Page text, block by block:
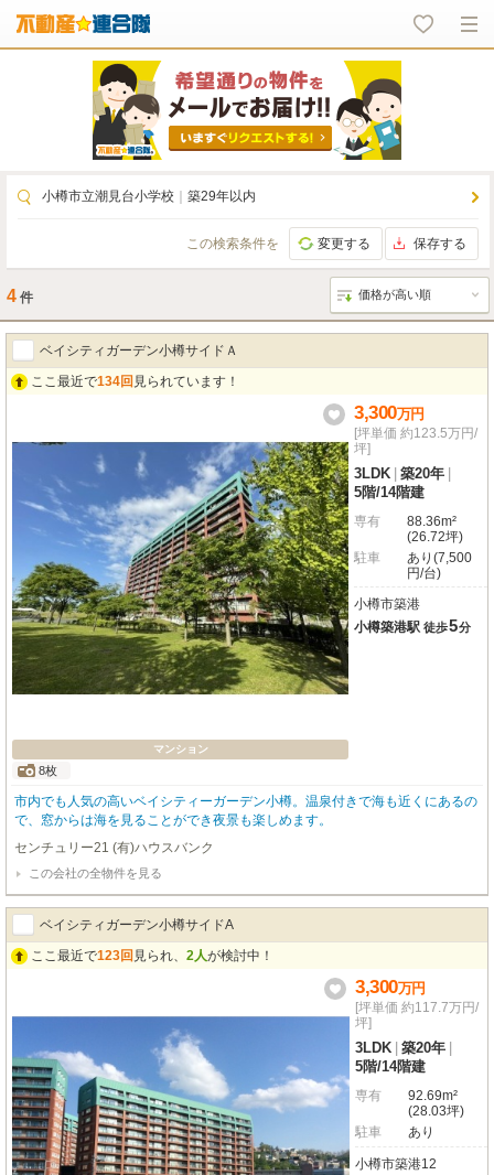
小樽市立潮見台小学校 築29年以内
この検索条件を 変更する 保存する
4 件
ベイシティガーデン小樽サイドＡ
ここ最近で134回 見られています！
マンション
8枚
3,300万円
[坪単価 約123.5万円/
坪]
3LDK 築20年
5階/14階建
専有
88.36m²
(26.72坪)
駐車
あり(7,500
円/台)
小樽市築港
小樽築港駅 徒歩5分
市内でも人気の高いベイシティーガーデン小樽。温泉付きで海も近くにあるの
で、窓からは海を見ることができ夜景も楽しめます。
センチュリー21 (有)ハウスバンク
この会社の全物件を見る
ベイシティガーデン小樽サイドA
ここ最近で123回 見られ、 2人が検討中！
3,300万円
[坪単価 約117.7万円/
坪]
3LDK 築20年
5階/14階建
専有
92.69m²
(28.03坪)
駐車
あり
小樽市築港12